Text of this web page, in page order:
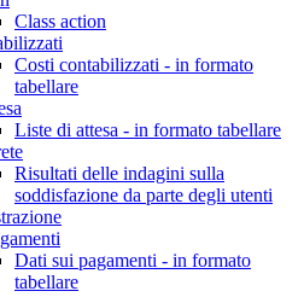
Class action
Costi contabilizzati - in formato
tabellare
Liste di attesa - in formato tabellare
Risultati delle indagini sulla
soddisfazione da parte degli utenti
Dati sui pagamenti - in formato
tabellare